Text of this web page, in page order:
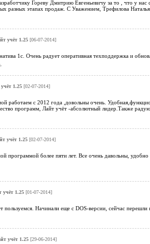
Гореву Дмитрию Евгеньевичу за то , что у
разных этапах продаж. С Уважением, Трефилова Наталья.
учёт 1.25[06-07-2014]
1с. Очень радует оперативная техподдержка и
1.25[02-07-2014]
работаем с 2012 года ,довольны очень.
программ, Лайт учёт -абсолютный лидер.Также
учёт 1.25[02-07-2014]
программой более пяти лет. Все очень давольны,
учёт 1.25[01-07-2014]
пользуемся. Начинали еще с DOS-версии, сейчас
учёт 1.25[29-06-2014]